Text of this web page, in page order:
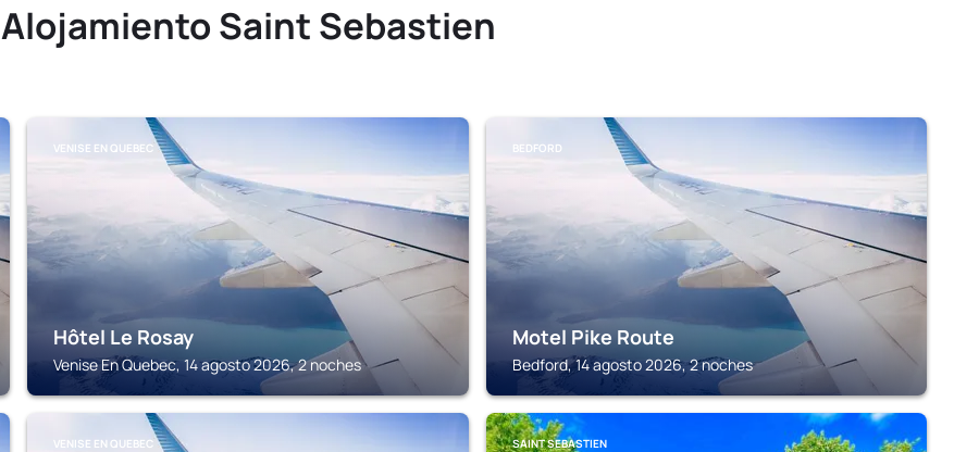
Alojamiento Saint Sebastien
VENISE EN QUEBEC
Hôtel Le Rosay
Venise En Quebec, 14 agosto 2026, 2 noches
BEDFORD
Motel Pike Route
Bedford, 14 agosto 2026, 2 noches
VENISE EN QUEBEC SAINT SEBASTIEN